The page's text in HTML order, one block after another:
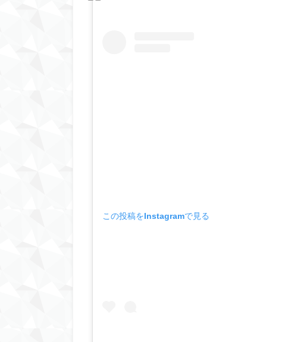
この投稿をInstagramで見る